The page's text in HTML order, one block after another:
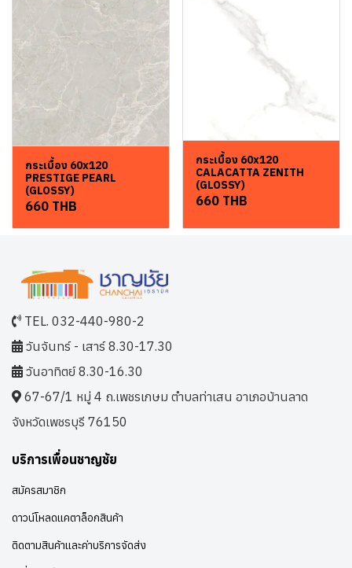
กระเบื้อง 60x120
PRESTIGE PEARL
(GLOSSY)
660 THB
กระเบื้อง 60x120
CALACATTA ZENITH
(GLOSSY)
660 THB
TEL. 032-440-980-2
วันจันทร์ - เสาร์ 8.30-17.30
วันอาทิตย์ 8.30-16.30
67-67/1 หมู่ 4 ถ.เพชรเกษม ตำบลท่าเสน อาเภอบ้านลาด
จังหวัดเพชรบุรี 76150
บริการเพื่อนชาญชัย
สมัครสมาชิก
ดาวน์โหลดแคตาล็อกสินค้า
ติดตามสินค้าและค่าบริการจัดส่ง